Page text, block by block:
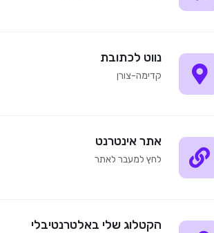
נווט לכתובת
קדימה-צורן
אתר אינטרנט
לחץ למעבר לאתר
הקטלוג שלי באלטרנטיבלי